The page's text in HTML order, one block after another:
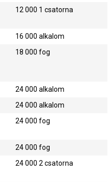
12 000 1 csatorna
16 000alkalom
18 000fog
24 000alkalom
24 000alkalom
24 000fog
24 000fog
24 0002 csatorna